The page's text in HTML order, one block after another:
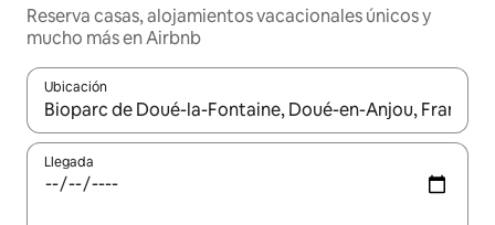
Reserva casas, alojamientos vacacionales únicos y
mucho más en Airbnb
Ubicación
Cuando los resultados estén disponibles, podrás navegar
Llegada